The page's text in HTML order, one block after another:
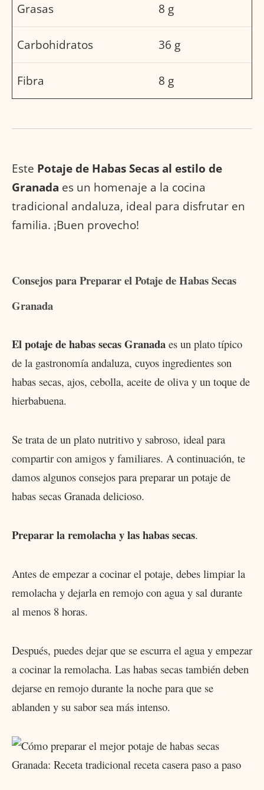
Grasas 8 g
Carbohidratos 36 g
Fibra 8 g
Este Potaje de Habas Secas al estilo de
Granada es un homenaje a la cocina
tradicional andaluza, ideal para disfrutar en
familia. ¡Buen provecho!
Consejos para Preparar el Potaje de Habas Secas
Granada
El potaje de habas secas Granada es un plato típico
de la gastronomía andaluza, cuyos ingredientes son
habas secas, ajos, cebolla, aceite de oliva y un toque de
hierbabuena.
Se trata de un plato nutritivo y sabroso, ideal para
compartir con amigos y familiares. A continuación, te
damos algunos consejos para preparar un potaje de
habas secas Granada delicioso.
Preparar la remolacha y las habas secas.
Antes de empezar a cocinar el potaje, debes limpiar la
remolacha y dejarla en remojo con agua y sal durante
al menos 8 horas.
Después, puedes dejar que se escurra el agua y empezar
a cocinar la remolacha. Las habas secas también deben
dejarse en remojo durante la noche para que se
ablanden y su sabor sea más intenso.